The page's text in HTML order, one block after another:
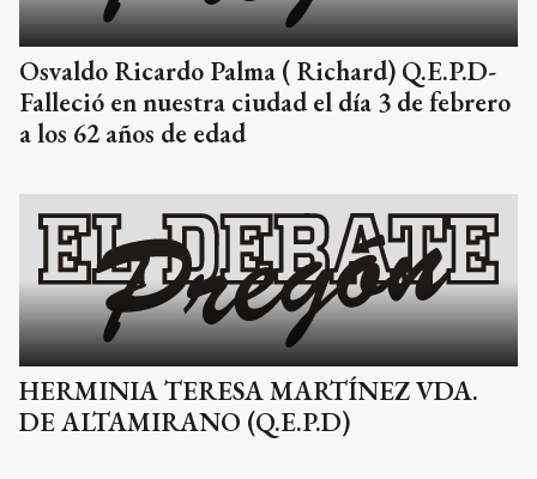
Osvaldo Ricardo Palma ( Richard) Q.E.P.D-
Falleció en nuestra ciudad el día 3 de febrero
a los 62 años de edad
HERMINIA TERESA MARTÍNEZ VDA.
DE ALTAMIRANO (Q.E.P.D)